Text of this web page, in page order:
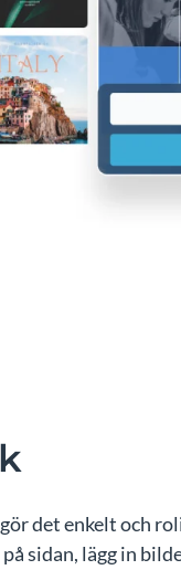
det enkelt och
sidan, lägg in